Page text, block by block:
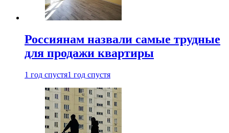
Россиянам назвали самые трудные
для продажи квартиры
1 год спустя1 год спустя